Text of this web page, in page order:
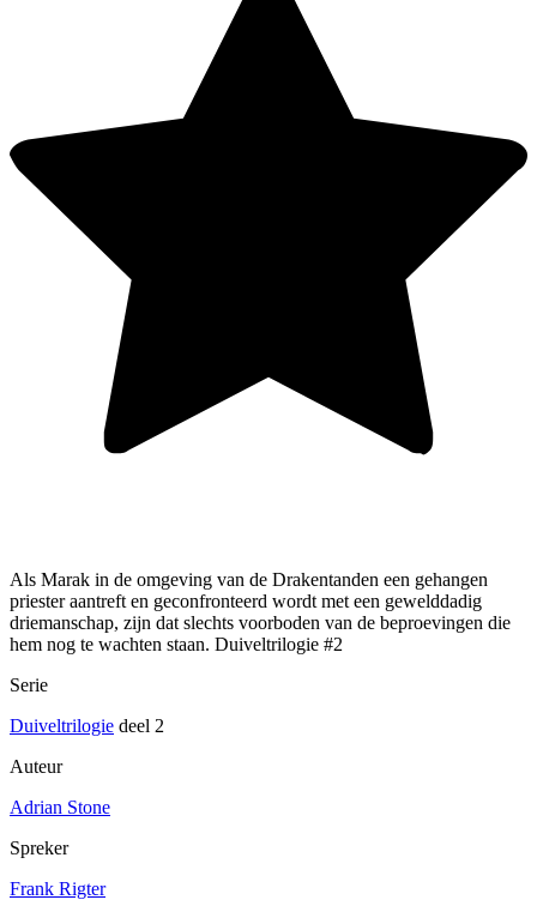
Als Marak in de omgeving van de Drakentanden een gehangen
priester aantreft en geconfronteerd wordt met een gewelddadig
driemanschap, zijn dat slechts voorboden van de beproevingen die
hem nog te wachten staan. Duiveltrilogie #2
Serie
Duiveltrilogie deel 2
Auteur
Adrian Stone
Spreker
Frank Rigter